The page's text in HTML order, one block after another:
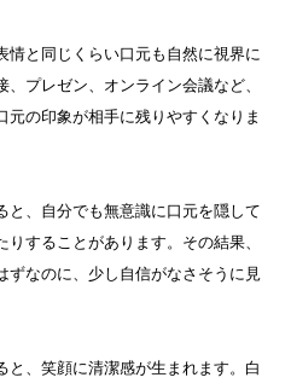
情と同じくらい口元も自然に視界に
プレゼン、オンライン会議など、
元の印象が相手に残りやすくなりま
と、自分でも無意識に口元を隠して
することがあります。その結果、
ずなのに、少し自信がなさそうに見
と、笑顔に清潔感が生まれます。白